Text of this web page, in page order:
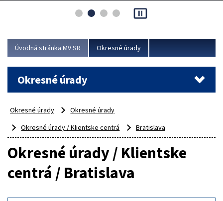
asociácie poisťovní (SLASPO) a Ministerstva vnútra SR.
Viac
pause_presentation
Úvodná stránka MV SR Okresné úrady
Okresné úrady
Okresné úrady
Okresné úrady
Okresné úrady / Klientske centrá
Bratislava
Okresné úrady / Klientske
centrá / Bratislava